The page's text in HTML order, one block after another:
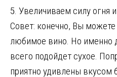
5. Увеличиваем силу огня
Совет: конечно, Вы
любимое вино. Но именно
всего подойдет сухое.
приятно удивлены вкусом